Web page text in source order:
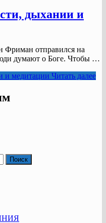
дыхании и
Фриман отправился на
думают о Боге. Чтобы …
и медитации Читать далее